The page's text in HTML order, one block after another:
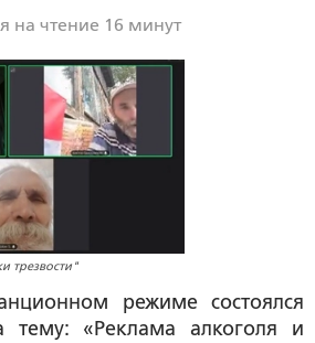
на чтение 16 минут
трезвости"
режиме состоялся
тему: «Реклама алкоголя и